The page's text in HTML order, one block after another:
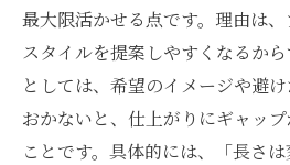
最大限活かせる点です。理由は
スタイルを提案しやすくなるか
としては、希望のイメージや避
おかないと、仕上がりにギャッ
ことです。具体的には、「長さ